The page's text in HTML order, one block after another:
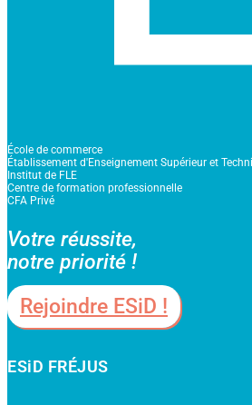
École de commerce
Établissement d'Enseignement Supérieur et
Institut de FLE
Centre de formation professionnelle
CFA Privé
Votre réussite,
notre priorité !
Rejoindre ESiD !
ESiD FRÉJUS